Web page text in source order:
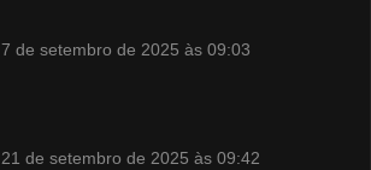
7 de setembro de 2025 às 09:03
21 de setembro de 2025 às 09:42